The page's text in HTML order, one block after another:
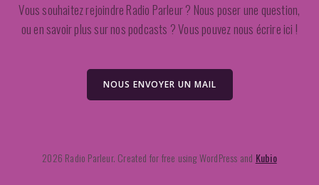
Vous souhaitez rejoindre Radio Parleur ? Nous poser une question,
ou en savoir plus sur nos podcasts ? Vous pouvez nous écrire ici !
NOUS ENVOYER UN MAIL
2026 Radio Parleur. Created for free using WordPress and Kubio